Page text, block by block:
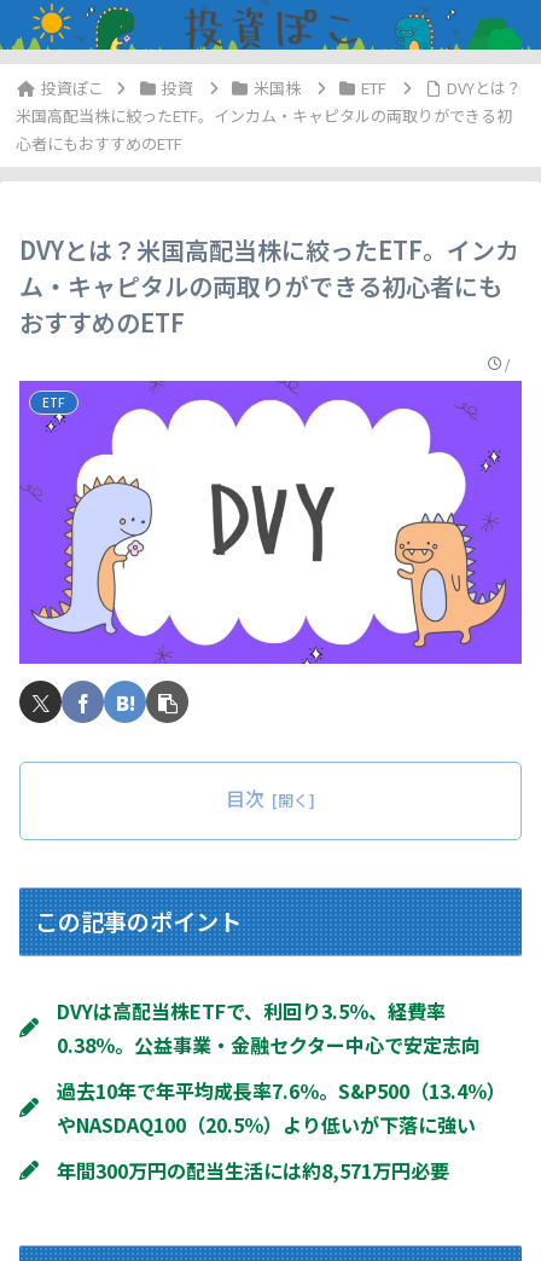
投資 米国株 ETF
DVYとは？
米国高配当株に絞ったETF。インカム・キャピタルの両取りができる初
心者にもおすすめのETF
DVYとは？米国高配当株に絞ったETF。インカ
ム・キャピタルの両取りができる初心者にも
おすすめのETF
/
ETF
目次
この記事のポイント
DVYは高配当株ETFで、利回り3.5％、経費率
0.38％。公益事業・金融セクター中心で安定志向
過去10年で年平均成長率7.6％。S&P500（13.4％）
やNASDAQ100（20.5％）より低いが下落に強い
年間300万円の配当生活には約8,571万円必要